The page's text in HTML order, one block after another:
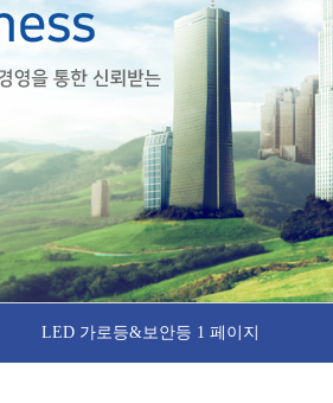
LED 인도등
LED 모듈 투광등
LED 공장등
LED 실내조명
LED 가로등&보안등 1 페이지